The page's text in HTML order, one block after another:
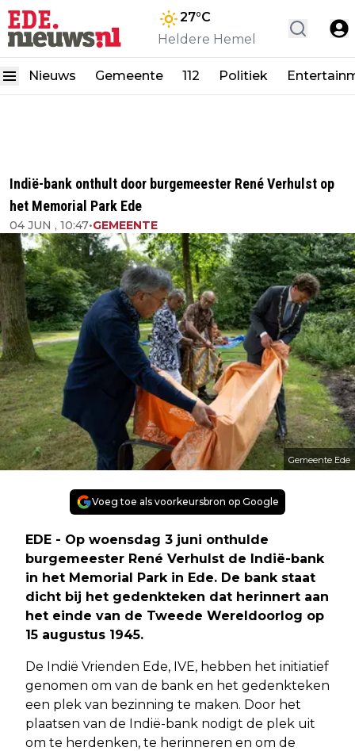
27°C
Heldere Hemel
Nieuws Gemeente 112 Politiek
Indië-bank onthult door burgemeester René Verhulst op
het Memorial Park Ede
04 JUN , 10:47•GEMEENTE
Gemeente Ede
Voeg toe als voorkeursbron op Google
EDE - Op woensdag 3 juni onthulde
burgemeester René Verhulst de Indië-bank
in het Memorial Park in Ede. De bank staat
dicht bij het gedenkteken dat herinnert aan
het einde van de Tweede Wereldoorlog op
15 augustus 1945.
De Indië Vrienden Ede, IVE, hebben het initiatief
genomen om van de bank en het gedenkteken
een plek van bezinning te maken. Door het
plaatsen van de Indië-bank nodigt de plek uit
om te herdenken, te herinneren en om de